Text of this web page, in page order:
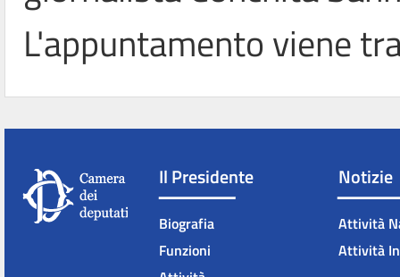
L'appuntamento viene
Il Presidente
Biografia
Funzioni
Notizie
Attività
Attività